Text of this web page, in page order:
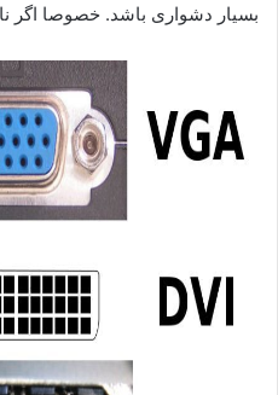
بسیار دشواری باشد. خصوصا اگر